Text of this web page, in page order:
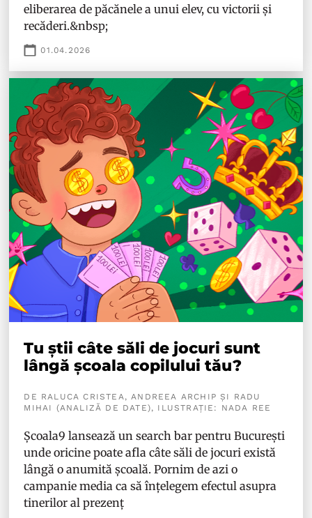
eliberarea de păcănele a unui elev, cu victorii și
recăderi.&nbsp;
01.04.2026
Tu știi câte săli de jocuri sunt
lângă școala copilului tău?
DE RALUCA CRISTEA, ANDREEA ARCHIP ȘI RADU
MIHAI (ANALIZĂ DE DATE), ILUSTRAȚIE: NADA REE
Școala9 lansează un search bar pentru București
unde oricine poate afla câte săli de jocuri există
lângă o anumită școală. Pornim de azi o
campanie media ca să înțelegem efectul asupra
tinerilor al prezenț